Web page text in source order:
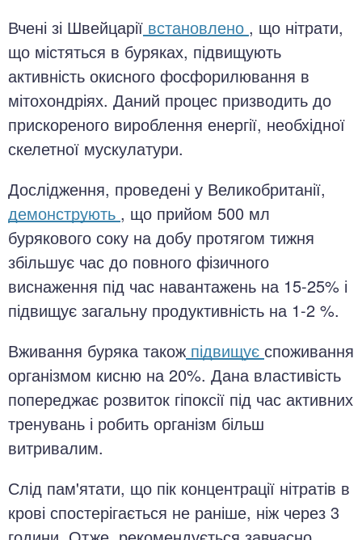
Вчені зі Швейцарії встановлено , що нітрати,
що містяться в буряках, підвищують
активність окисного фосфорилювання в
мітохондріях. Даний процес призводить до
прискореного вироблення енергії, необхідної
скелетної мускулатури.
Дослідження, проведені у Великобританії,
демонструють , що прийом 500 мл
бурякового соку на добу протягом тижня
збільшує час до повного фізичного
виснаження під час навантажень на 15-25% і
підвищує загальну продуктивність на 1-2 %.
Вживання буряка також підвищує споживання
організмом кисню на 20%. Дана властивість
попереджає розвиток гіпоксії під час активних
тренувань і робить організм більш
витривалим.
Слід пам'ятати, що пік концентрації нітратів в
крові спостерігається не раніше, ніж через 3